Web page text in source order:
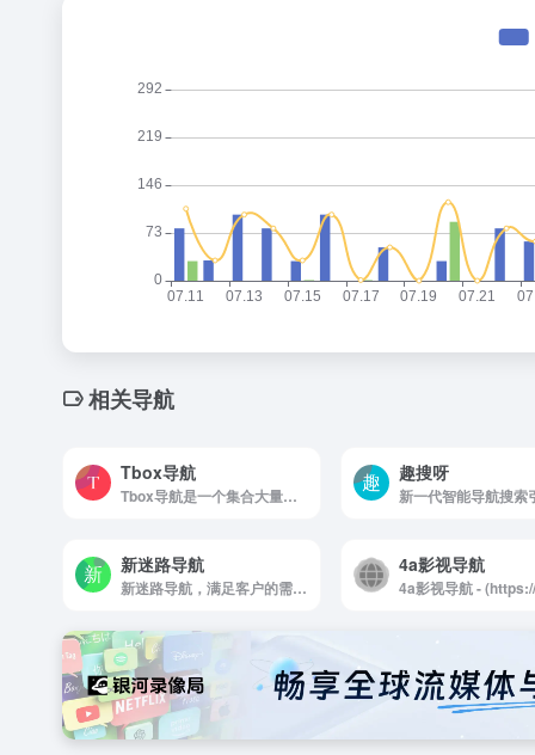
相关导航
Tbox导航
Tbox导航是一个集合大量优质在线工具的导航网站，包括实用工具、影音工具、图片工具、编程工具、网络资源等几十种分类，覆盖全网在线工具，只收录最优质的的精品网站，做一个真正有用好用的工具导航网站。
趣搜呀
新迷路导航
新迷路导航，满足客户的需求。本站包含更全面的导航分类，所有网址都精挑细选，根据系统的安全检测功能排查失效的网址，让您放心打开。hifawn.com
4a影视导航